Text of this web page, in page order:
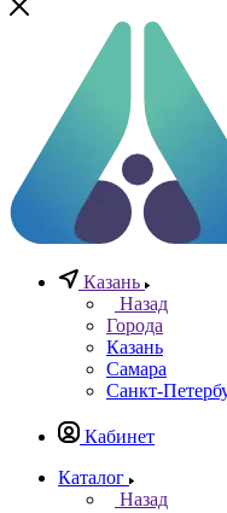
Телефоны
+7 (812) 640-40-13
По
8 800 777 20 78 Отдел
+7 965 786 38 77
Отдел
Заказать звонок
0